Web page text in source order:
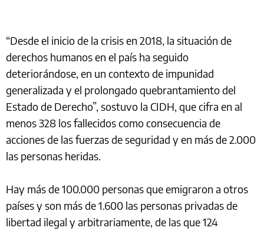
“Desde el inicio de la crisis en 2018, la situación de
derechos humanos en el país ha seguido
deteriorándose, en un contexto de impunidad
generalizada y el prolongado quebrantamiento del
Estado de Derecho”, sostuvo la CIDH, que cifra en al
menos 328 los fallecidos como consecuencia de
acciones de las fuerzas de seguridad y en más de 2.000
las personas heridas.
Hay más de 100.000 personas que emigraron a otros
países y son más de 1.600 las personas privadas de
libertad ilegal y arbitrariamente, de las que 124